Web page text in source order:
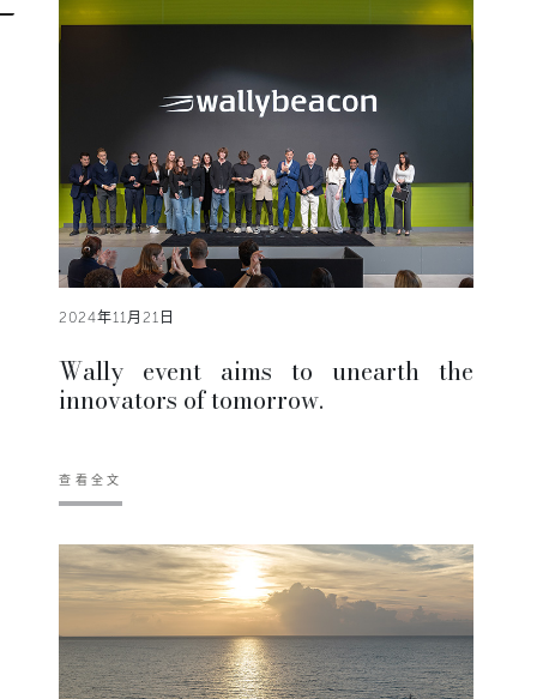
2024年11月21日
Wally event aims to unearth the
innovators of tomorrow.
查看全文